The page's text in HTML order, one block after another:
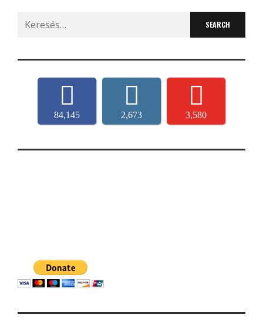
Search
for:
84,145 2,673 3,580